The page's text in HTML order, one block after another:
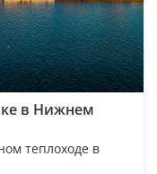
в Нижнем
теплоходе в